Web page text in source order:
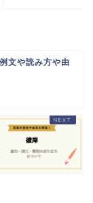
文や読み方や由